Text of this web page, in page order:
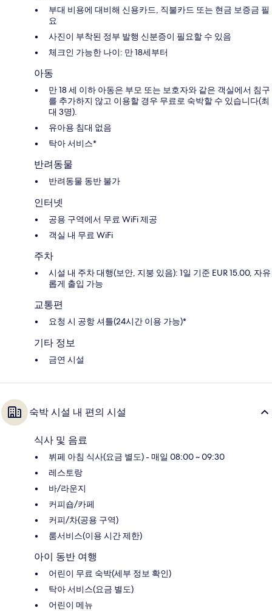
부대 비용에 대비해 신용카드, 직불카드 또는 현금 보증금 필
요
사진이 부착된 정부 발행 신분증이 필요할 수 있음
체크인 가능한 나이: 만 18세부터
아동
만 18 세 이하 아동은 부모 또는 보호자와 같은 객실에서 침구
를 추가하지 않고 이용할 경우 무료로 숙박할 수 있습니다(최
대 3명).
유아용 침대 없음
탁아 서비스*
반려동물
반려동물 동반 불가
인터넷
공용 구역에서 무료 WiFi 제공
객실 내 무료 WiFi
주차
시설 내 주차 대행(보안, 지붕 있음): 1일 기준 EUR 15.00, 자유
롭게 출입 가능
교통편
요청 시 공항 셔틀(24시간 이용 가능)*
기타 정보
금연 시설
숙박 시설 내 편의 시설
식사 및 음료
뷔페 아침 식사(요금 별도) - 매일 08:00 ~ 09:30
레스토랑
바/라운지
커피숍/카페
커피/차(공용 구역)
룸서비스(이용 시간 제한)
아이 동반 여행
어린이 무료 숙박(세부 정보 확인)
탁아 서비스(요금 별도)
어린이 메뉴